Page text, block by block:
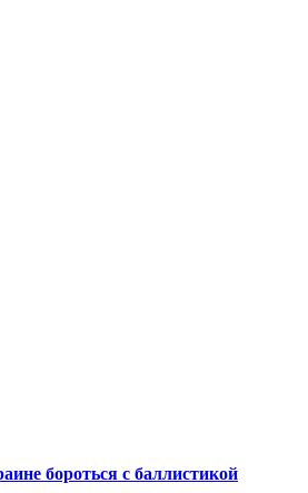
бороться с баллистикой